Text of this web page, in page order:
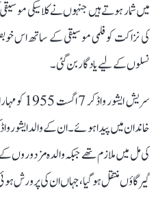
میں شمار ہوتے ہیں جنہوں نے کلاسیکی
کی نزاکت کو فلمی موسیقی کے ساتھ اس
نسلوں کے لیے یادگار بن گئی۔
سریش
خاندان میں پیدا ہوئے۔ ان کے والد ایشور
کی مل میں ملازم تھے جبکہ والدہ مزدوروں
گیرگاؤں منتقل ہو گیا، جہاں ان کی پرورش